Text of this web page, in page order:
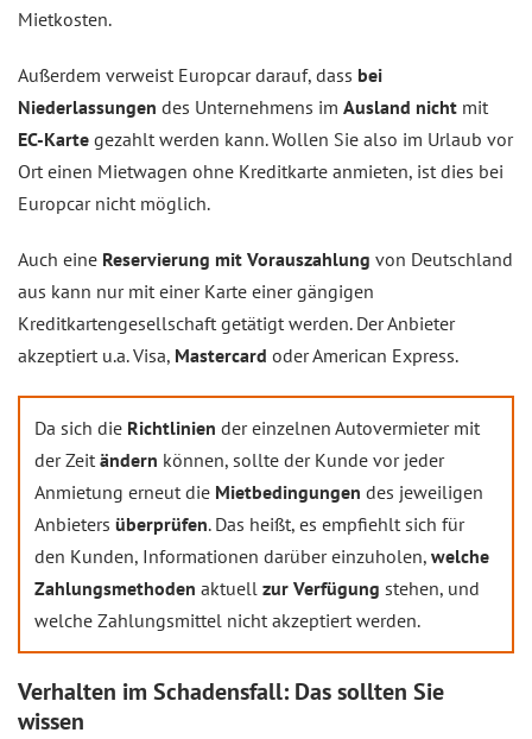
Mietkosten.
Außerdem verweist Europcar darauf, dass bei
Niederlassungen des Unternehmens im Ausland nicht mit
EC-Karte gezahlt werden kann. Wollen Sie also im Urlaub vor
Ort einen Mietwagen ohne Kreditkarte anmieten, ist dies bei
Europcar nicht möglich.
Auch eine Reservierung mit Vorauszahlung von Deutschland
aus kann nur mit einer Karte einer gängigen
Kreditkartengesellschaft getätigt werden. Der Anbieter
akzeptiert u.a. Visa, Mastercard oder American Express.
Da sich die Richtlinien der einzelnen Autovermieter mit
der Zeit ändern können, sollte der Kunde vor jeder
Anmietung erneut die Mietbedingungen des jeweiligen
Anbieters überprüfen. Das heißt, es empfiehlt sich für
den Kunden, Informationen darüber einzuholen, welche
Zahlungsmethoden aktuell zur Verfügung stehen, und
welche Zahlungsmittel nicht akzeptiert werden.
Verhalten im Schadensfall: Das sollten Sie
wissen